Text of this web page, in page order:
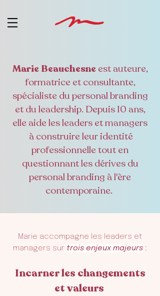
Marie Beauchesneest auteure,
formatrice et consultante,
spécialiste du personal branding
et du leadership. Depuis 10 ans,
elle aide les leaders et managers
à construire leur identité
professionnelle tout en
questionnant les dérives du
personal branding à l'ère
contemporaine.
Marie accompagne les leaders et
managers sur trois enjeux majeurs :
Incarner les changements
et valeurs